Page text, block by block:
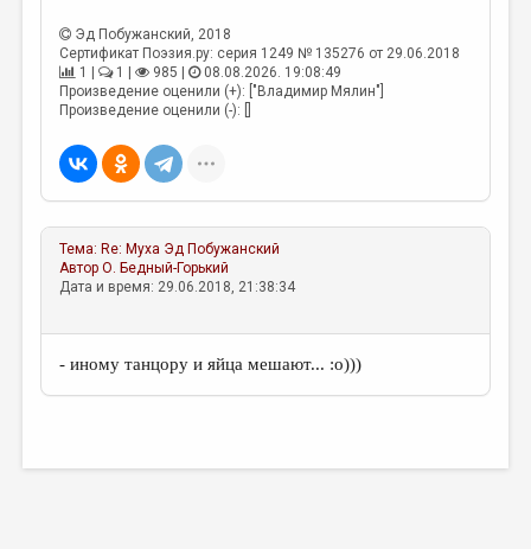
МАЛАЯ ПРОЗА
ЭССЕИСТИКА
ЛИТЕРАТУРОВЕДЕНИЕ
КУЛЬТУРОВЕДЕНИЕ
ПУБЛИЦИСТИКА
РЕЦЕНЗИРОВАНИЕ
ЦИКЛЫ ПУБЛИКАЦИЙ
МЕДИА
ВКОНТАКТЕ
Эд Побужанский, 2018
Сертификат Поэзия.ру: серия 1249 № 135276 от 29.06.2018
1 |
1 | 985 |
08.08.2026. 19:08:49
Произведение оценили (+): ["Владимир Мялин"]
Произведение оценили (-): []
Тема: Re: Муха Эд Побужанский
АвторО. Бедный-Горький
Дата и время: 29.06.2018, 21:38:34
- иному танцору и яйца мешают... :о)))